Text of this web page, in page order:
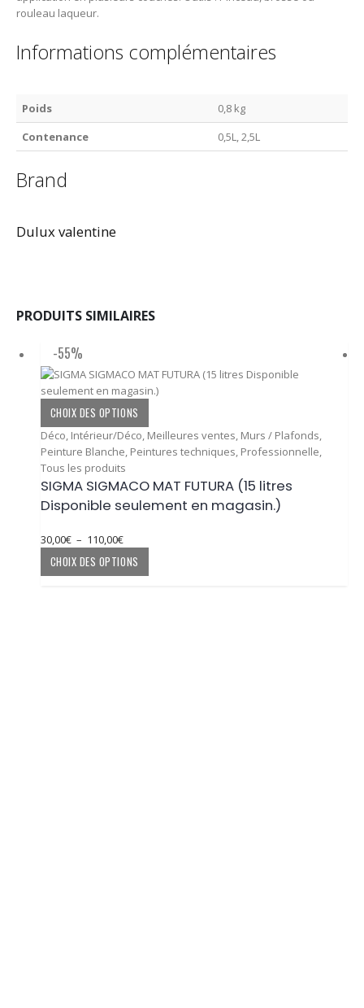
rouleau laqueur.
Informations complémentaires
Poids
0,8 kg
Contenance
0,5L, 2,5L
Brand
Dulux valentine
PRODUITS SIMILAIRES
-55%
CHOIX DES OPTIONS
a
plusieurs
Les
options
choisies
Déco, Intérieur/Déco, Meilleures ventes, Murs / Plafonds,
Peinture Blanche, Peintures techniques, Professionnelle,
Tous les produits
SIGMA SIGMACO MAT FUTURA (15 litres
Disponible seulement en magasin.)
30,00€ – 110,00€Plage
de
prix :
CHOIX DES OPTIONS